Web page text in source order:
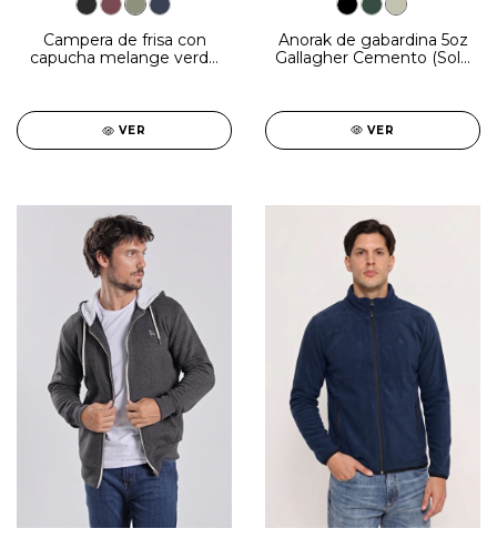
Campera de frisa con
capucha melange verde
VER
Anorak de gabardina 5oz
Gallagher Cemento (Solo
VER